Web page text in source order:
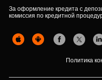
Сеть
За оформление кредита с
комиссия по кредитной
Политика